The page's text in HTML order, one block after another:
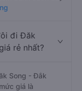
đi Đăk
rẻ nhất?
Song - Đắk
giá là